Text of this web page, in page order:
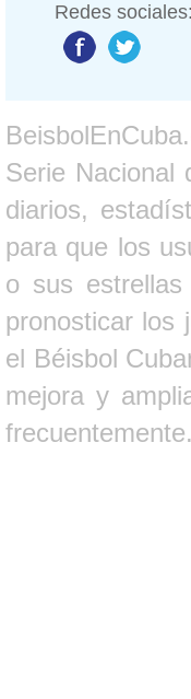
Redes sociales:
Serie Nacional
diarios,
para que los
o sus
pronosticar los
el Béisbol
mejora y
frecuentemente.